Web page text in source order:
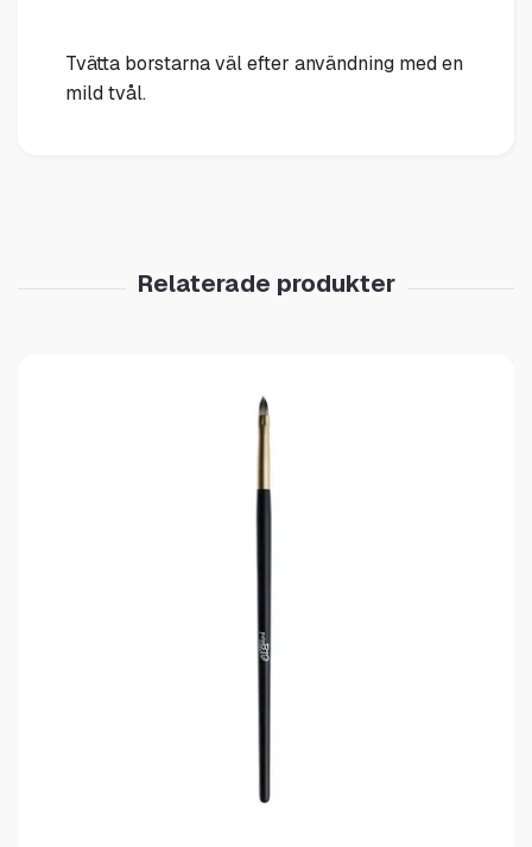
Tvätta borstarna väl efter användning med en
mild tvål.